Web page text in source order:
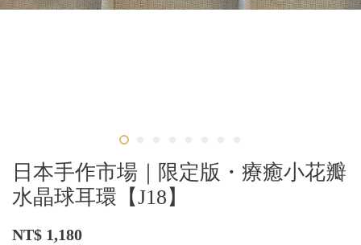
日本手作市場｜限定版・療癒小花瓣
水晶球耳環【J18】
NT$ 1,180